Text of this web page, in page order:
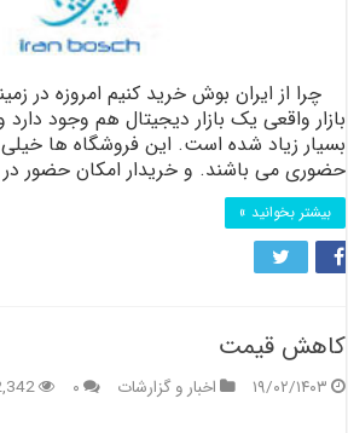
چرا از ایران بوش خرید کنیم امروزه در
بازار واقعی یک بازار دیجیتال هم وجود
بسیار زیاد شده است. این فروشگاه ها
حضوری می باشند. و خریدار امکان حضور در
بیشتر بخوانید »
کاهش قیمت
۱۹/۰۲/۱۴۰۳ اخبار و گزارشات ۰